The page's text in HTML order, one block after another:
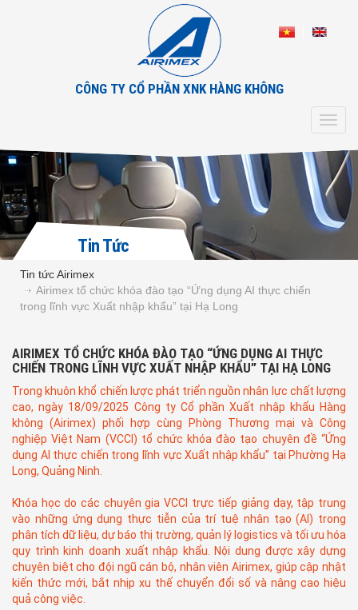
CÔNG TY CỔ PHẦN XNK HÀNG KHÔNG
Tin Tức
Tin tức Airimex
Airimex tổ chức khóa đào tạo “Ứng dụng AI thực chiến
trong lĩnh vực Xuất nhập khẩu” tại Hạ Long
AIRIMEX TỔ CHỨC KHÓA ĐÀO TẠO “ỨNG DỤNG AI THỰC
CHIẾN TRONG LĨNH VỰC XUẤT NHẬP KHẨU” TẠI HẠ LONG
Trong khuôn khổ chiến lược phát triển nguồn nhân lực chất lượng
cao, ngày 18/09/2025 Công ty Cổ phần Xuất nhập khẩu Hàng
không (Airimex) phối hợp cùng Phòng Thương mại và Công
nghiệp Việt Nam (VCCI) tổ chức khóa đào tạo chuyên đề “Ứng
dụng AI thực chiến trong lĩnh vực Xuất nhập khẩu” tại Phường Hạ
Long, Quảng Ninh.
Khóa học do các chuyên gia VCCI trực tiếp giảng dạy, tập trung
vào những ứng dụng thực tiễn của trí tuệ nhân tạo (AI) trong
phân tích dữ liệu, dự báo thị trường, quản lý logistics và tối ưu hóa
quy trình kinh doanh xuất nhập khẩu. Nội dung được xây dựng
chuyên biệt cho đội ngũ cán bộ, nhân viên Airimex, giúp cập nhật
kiến thức mới, bắt nhịp xu thế chuyển đổi số và nâng cao hiệu
quả công việc.